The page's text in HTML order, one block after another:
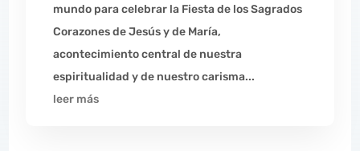
mundo para celebrar la Fiesta de los Sagrados
Corazones de Jesús y de María,
acontecimiento central de nuestra
espiritualidad y de nuestro carisma...
leer más